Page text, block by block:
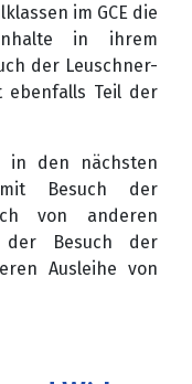
im GCE die
in ihrem
der Leuschner-
ebenfalls Teil der
in den nächsten
Besuch der
von anderen
der Besuch der
Ausleihe von